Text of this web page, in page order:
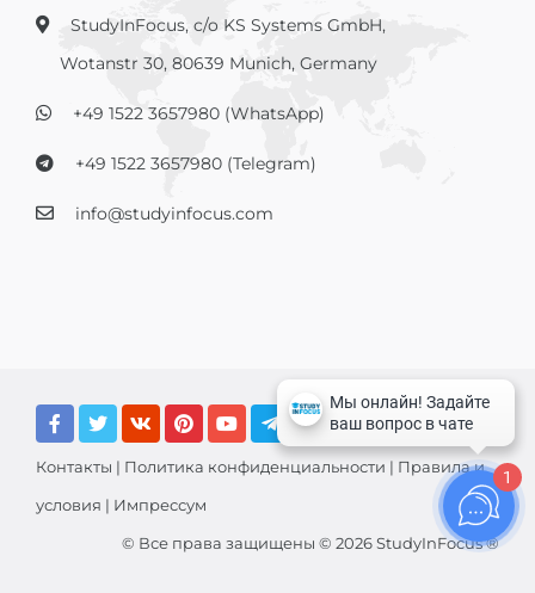
StudyInFocus, c/o KS Systems GmbH,
Wotanstr 30, 80639 Munich, Germany
+49 1522 3657980 (WhatsApp)
+49 1522 3657980 (Telegram)
info@studyinfocus.com
Контакты | Политика конфиденциальности | Правила и
условия | Импрессум
© Все права защищены © 2026 StudyInFocus ®
1